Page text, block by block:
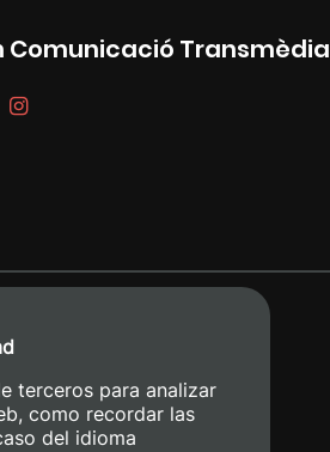
Comunicació Transmèdia
terceros para analizar
como recordar las
del idioma